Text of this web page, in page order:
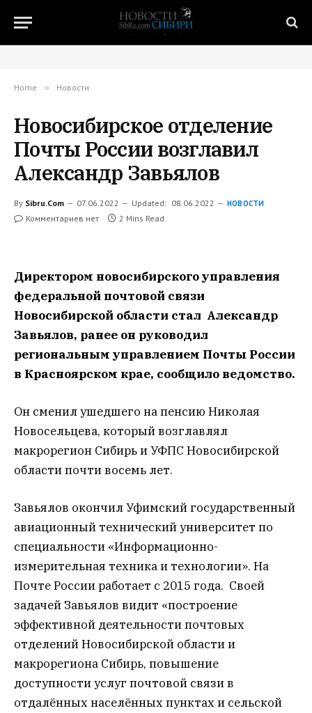
Home » Новости
Новосибирское отделение
Почты России возглавил
Александр Завьялов
By Sibru.Com 07.06.2022 Updated: 08.06.2022 НОВОСТИ
Комментариев нет 2 Mins Read
Директором новосибирского управления
федеральной почтовой связи
Новосибирской области стал Александр
Завьялов, ранее он руководил
региональным управлением Почты России
в Красноярском крае, сообщило ведомство.
Он сменил ушедшего на пенсию Николая
Новосельцева, который возглавлял
макрорегион Сибирь и УФПС Новосибирской
области почти восемь лет.
Завьялов окончил Уфимский государственный
авиационный технический университет по
специальности «Информационно-
измерительная техника и технологии». На
Почте России работает с 2015 года. Своей
задачей Завьялов видит «построение
эффективной деятельности почтовых
отделений Новосибирской области и
макрорегиона Сибирь, повышение
доступности услуг почтовой связи в
отдалённых населённых пунктах и сельской